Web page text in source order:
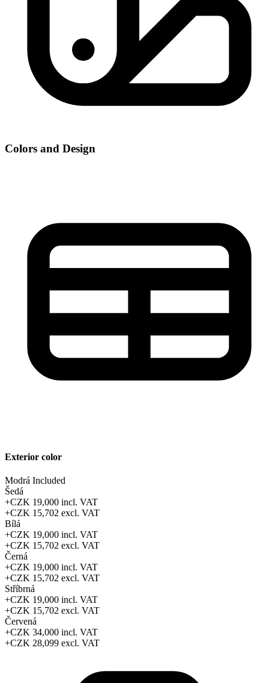
Colors and Design
Exterior color
Modrá Included
Šedá
+CZK 19,000 incl. VAT
+CZK 15,702 excl. VAT
Bílá
+CZK 19,000 incl. VAT
+CZK 15,702 excl. VAT
Černá
+CZK 19,000 incl. VAT
+CZK 15,702 excl. VAT
Stříbrná
+CZK 19,000 incl. VAT
+CZK 15,702 excl. VAT
Červená
+CZK 34,000 incl. VAT
+CZK 28,099 excl. VAT